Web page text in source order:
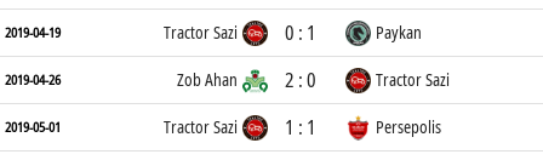
2019-04-19 Tractor Sazi 0 : 1 Paykan
2019-04-26 Zob Ahan 2 : 0 Tractor Sazi
2019-05-01 Tractor Sazi 1 : 1 Persepolis